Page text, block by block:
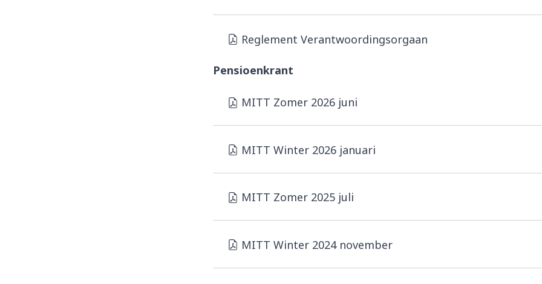
Reglement Verantwoordingsorgaan
Pensioenkrant
MITT Zomer 2026 juni
MITT Winter 2026 januari
MITT Zomer 2025 juli
MITT Winter 2024 november